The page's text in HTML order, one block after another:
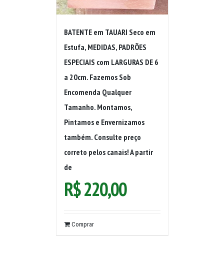
BATENTE em TAUARI Seco em
Estufa, MEDIDAS, PADRÕES
ESPECIAIS com LARGURAS DE 6
a 20cm. Fazemos Sob
Encomenda Qualquer
Tamanho. Montamos,
Pintamos e Envernizamos
também. Consulte preço
correto pelos canais! A partir
de
R$220,00
Comprar